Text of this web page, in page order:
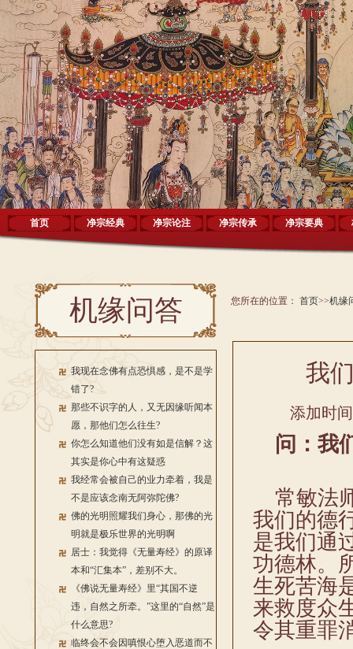
首页 净宗经典 净宗论注 净宗传承 净宗要典
机缘问答
我现在念佛有点恐惧感，是不是学
错了?
那些不识字的人，又无因缘听闻本
愿，那他们怎么往生?
你怎么知道他们没有如是信解？这
其实是你心中有这疑惑
我经常会被自己的业力牵着，我是
不是应该念南无阿弥陀佛?
佛的光明照耀我们身心，那佛的光
明就是极乐世界的光明啊
居士：我觉得《无量寿经》的原译
本和“汇集本”，差别不大。
《佛说无量寿经》里“其国不逆
违，自然之所牵。”这里的“自然”是
什么意思?
临终会不会因嗔恨心堕入恶道而不
您所在的位置： 首页>>机缘
我
添加时
问：我
常敏法
我们的德
是我们通
功德林。
生死苦海
来救度众
令其重罪